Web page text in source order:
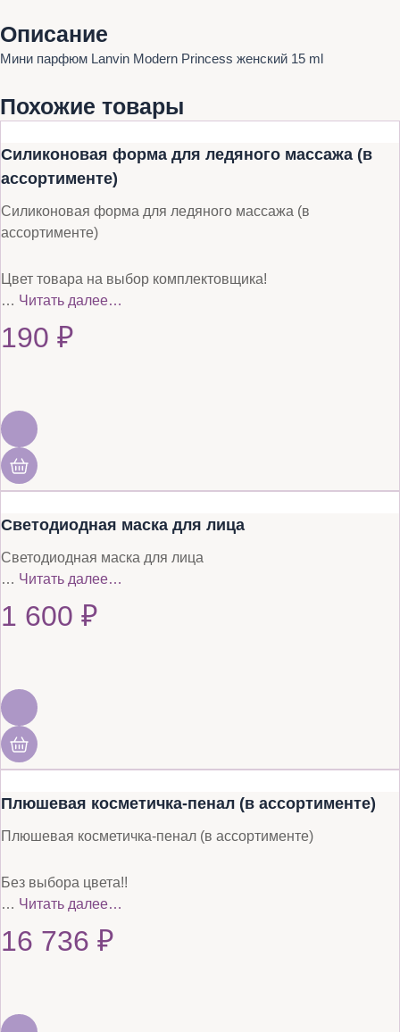
Описание
Мини парфюм Lanvin Modern Princess женский 15 ml
Похожие товары
Силиконовая форма для ледяного массажа (в
ассортименте)
Силиконовая форма для ледяного массажа (в
ассортименте)
Цвет товара на выбор комплектовщика!
… Читать далее…
190 ₽
Светодиодная маска для лица
Светодиодная маска для лица
… Читать далее…
1 600 ₽
Плюшевая косметичка-пенал (в ассортименте)
Плюшевая косметичка-пенал (в ассортименте)
Без выбора цвета!!
… Читать далее…
16 736 ₽